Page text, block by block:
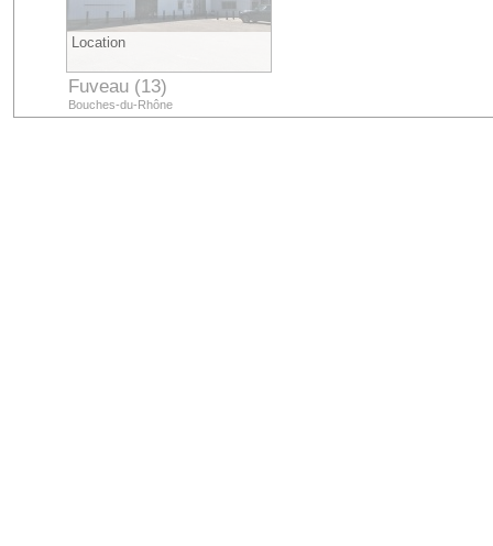
Location
Fuveau (13)
Bouches-du-Rhône